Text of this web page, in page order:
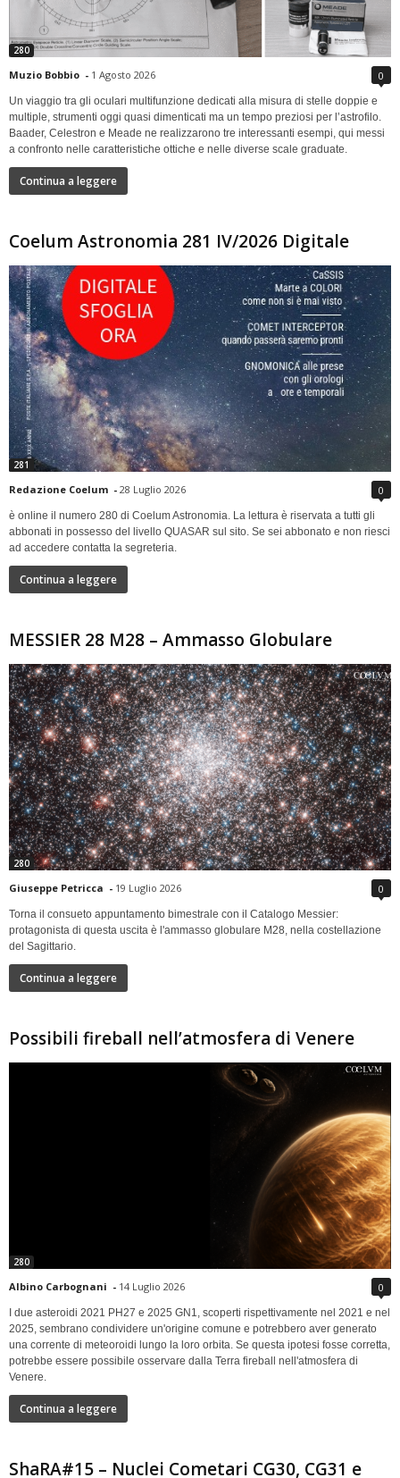
280
Muzio Bobbio - 1 Agosto 2026 0
Un viaggio tra gli oculari multifunzione dedicati alla misura di stelle doppie e
multiple, strumenti oggi quasi dimenticati ma un tempo preziosi per l’astrofilo.
Baader, Celestron e Meade ne realizzarono tre interessanti esempi, qui messi
a confronto nelle caratteristiche ottiche e nelle diverse scale graduate.
Continua a leggere
Coelum Astronomia 281 IV/2026 Digitale
281
Redazione Coelum - 28 Luglio 2026 0
è online il numero 280 di Coelum Astronomia. La lettura è riservata a tutti gli
abbonati in possesso del livello QUASAR sul sito. Se sei abbonato e non riesci
ad accedere contatta la segreteria.
Continua a leggere
MESSIER 28 M28 – Ammasso Globulare
280
Giuseppe Petricca - 19 Luglio 2026 0
Torna il consueto appuntamento bimestrale con il Catalogo Messier:
protagonista di questa uscita è l'ammasso globulare M28, nella costellazione
del Sagittario.
Continua a leggere
Possibili fireball nell’atmosfera di Venere
280
Albino Carbognani - 14 Luglio 2026 0
I due asteroidi 2021 PH27 e 2025 GN1, scoperti rispettivamente nel 2021 e nel
2025, sembrano condividere un'origine comune e potrebbero aver generato
una corrente di meteoroidi lungo la loro orbita. Se questa ipotesi fosse corretta,
potrebbe essere possibile osservare dalla Terra fireball nell'atmosfera di
Venere.
Continua a leggere
ShaRA#15 – Nuclei Cometari CG30, CG31 e